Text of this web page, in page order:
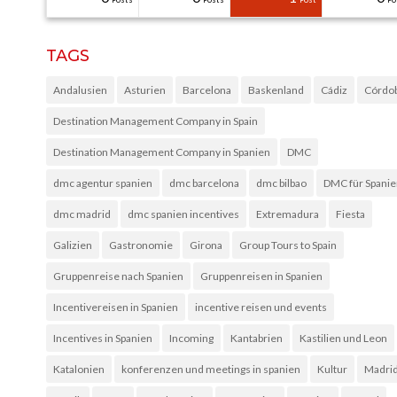
TAGS
Andalusien Asturien Barcelona Baskenland Cádiz
Destination Management Company in Spain
Destination Management Company in Spanien DMC
dmc agentur spanien dmc barcelona dmc bilbao DMC für
dmc madrid dmc spanien incentives Extremadura Fiesta
Galizien Gastronomie Girona Group Tours to Spain
Gruppenreise nach Spanien Gruppenreisen in Spanien
Incentivereisen in Spanien incentive reisen und events
Incentives in Spanien Incoming Kantabrien Kastilien und Leon
Katalonien konferenzen und meetings in spanien Kultur